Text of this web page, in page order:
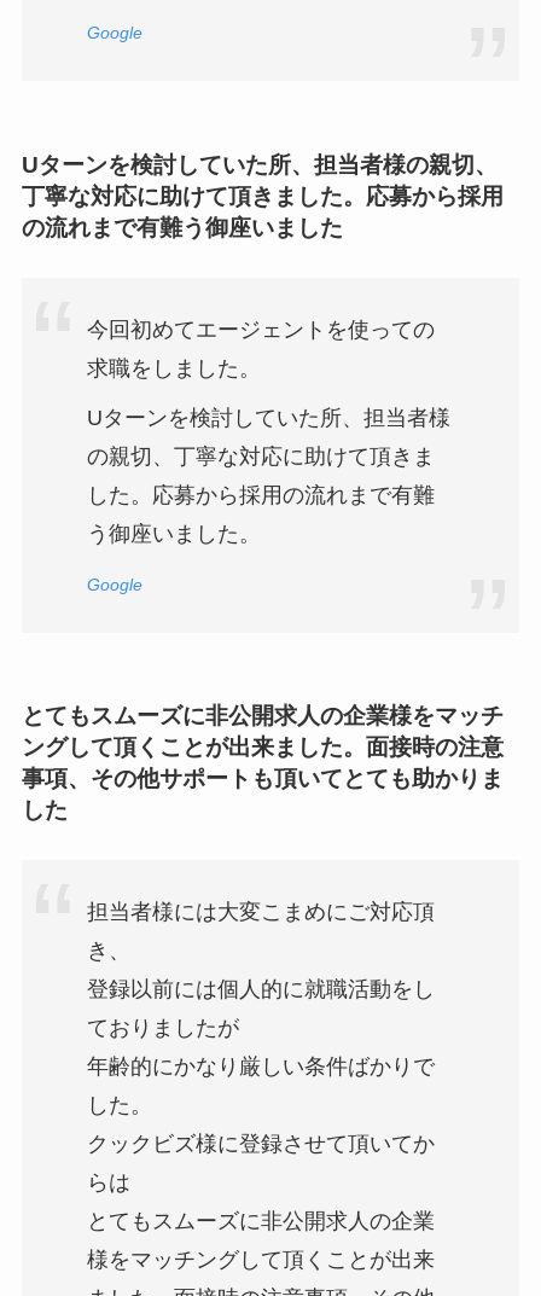
Google
Uターンを検討していた所、担当者様の親切、
丁寧な対応に助けて頂きました。応募から採用
の流れまで有難う御座いました
今回初めてエージェントを使っての
求職をしました。
Uターンを検討していた所、担当者様
の親切、丁寧な対応に助けて頂きま
した。応募から採用の流れまで有難
う御座いました。
Google
とてもスムーズに非公開求人の企業様をマッチ
ングして頂くことが出来ました。面接時の注意
事項、その他サポートも頂いてとても助かりま
した
担当者様には大変こまめにご対応頂
き、
登録以前には個人的に就職活動をし
ておりましたが
年齢的にかなり厳しい条件ばかりで
した。
クックビズ様に登録させて頂いてか
らは
とてもスムーズに非公開求人の企業
様をマッチングして頂くことが出来